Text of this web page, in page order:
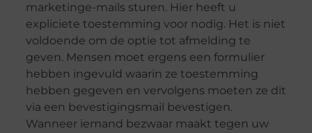
marketinge-mails sturen. Hier heeft u
expliciete toestemming voor nodig. Het is niet
voldoende om de optie tot afmelding te
geven. Mensen moet ergens een formulier
hebben ingevuld waarin ze toestemming
hebben gegeven en vervolgens moeten ze dit
via een bevestigingsmail bevestigen.
Wanneer iemand bezwaar maakt tegen uw